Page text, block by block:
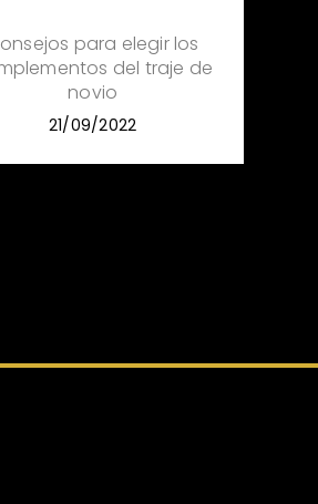
para elegir los
del traje de
novio
21/09/2022